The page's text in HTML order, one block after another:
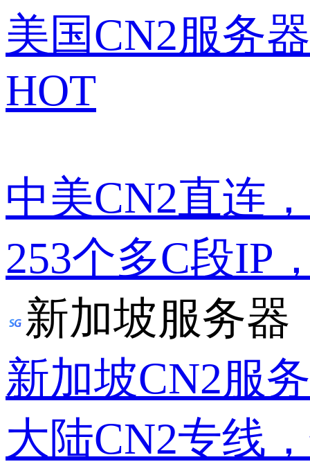
美国CN2服务器
HOT
中美CN2直连
253个多C段IP
新加坡服务器
新加坡CN2服
大陆CN2专线